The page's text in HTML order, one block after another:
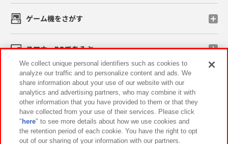
ゲーム機をさがす
スマホ・PCであそぶ
イベント・キャンペーン
関連会社 サステナビリティ サイトポリシー
We collect unique personal identifiers such as cookies to
analyze our traffic and to personalize content and ads. We
share information about your use of our website with our
analytics and advertising partners, who may combine it with
other information that you have provided to them or that they
have collected from your use of their services. Please click
" here" to see more details about how we use cookies and
the retention period of each cookie. You have the right to opt
out of our sharing of your information with our partners.